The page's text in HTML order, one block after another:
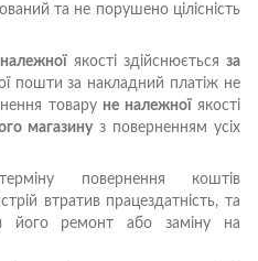
та не порушено цілісність
належної якості здійснюється за
пошти за накладний платіж не
товару не належноїякості
магазинуз поверненням усіх
повернення коштів
втратив працездатність, та
його ремонт або заміну на